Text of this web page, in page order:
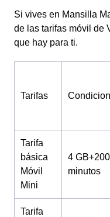
Si vives en Mansilla
de las tarifas móvil de
que hay para ti.
Tarifas
Tarifa
básica
Móvil
Mini
4 GB+200
minutos
Tarifa